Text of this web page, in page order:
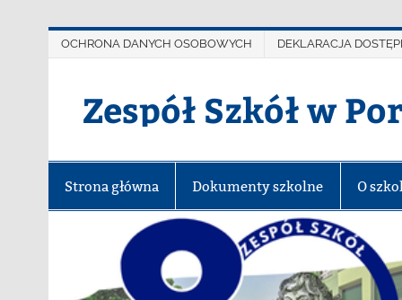
OCHRONA DANYCH OSOBOWYCH DEKLARACJA
Zespół Szkół w
Strona główna Dokumenty szkolne O